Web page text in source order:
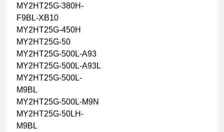
MY2HT25G-380H-
F9BL-XB10
MY2HT25G-450H
MY2HT25G-50
MY2HT25G-500L-A93
MY2HT25G-500L-A93L
MY2HT25G-500L-
M9BL
MY2HT25G-500L-M9N
MY2HT25G-50LH-
M9BL